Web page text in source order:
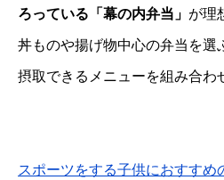
ろっている「幕の内弁当」 が理
丼ものや揚げ物中心の弁当を選
摂取できるメニューを組み合わ
スポーツをする子供におすすめ